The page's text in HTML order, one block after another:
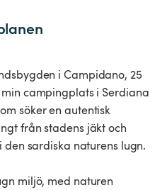
i Campidano, 25
campingplats i Serdiana
söker en autentisk
från stadens jäkt och
sardiska naturens lugn.
miljö, med naturen